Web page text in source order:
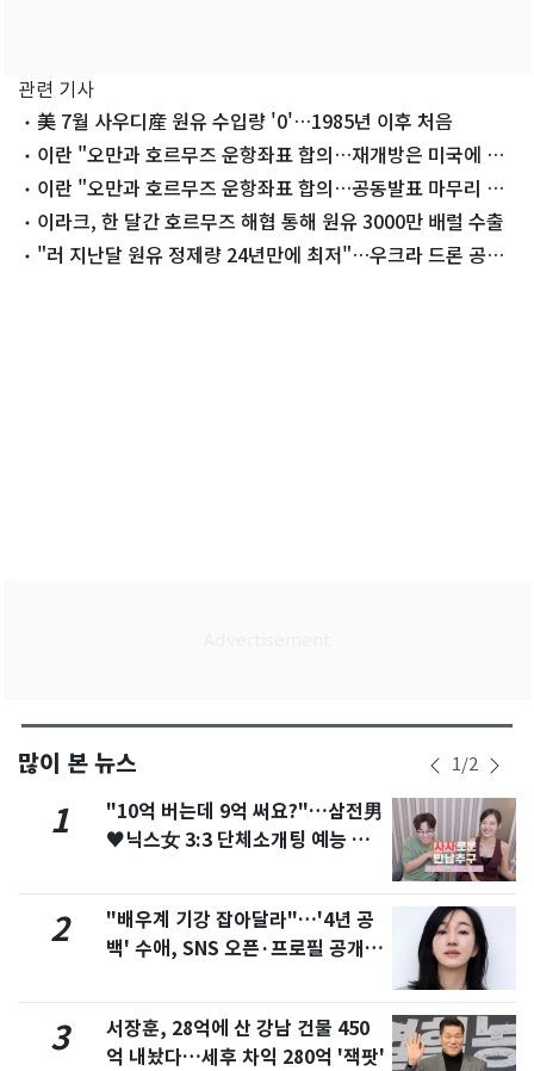
관련 기사
美 7월 사우디産 원유 수입량 '0'…1985년 이후 처음
이란 "오만과 호르무즈 운항좌표 합의…재개방은 미국에 달
려"(종합2보)
이란 "오만과 호르무즈 운항좌표 합의…공동발표 마무리 단
계"(종합)
이라크, 한 달간 호르무즈 해협 통해 원유 3000만 배럴 수출
"러 지난달 원유 정제량 24년만에 최저"…우크라 드론 공격
많이 본 뉴스 1/2
1
"10억 버는데 9억 써요?"…삼전男
♥닉스女 3:3 단체소개팅 예능 화
2
"배우계 기강 잡아달라"…'4년 공
백' 수애, SNS 오픈·프로필 공개
3
서장훈, 28억에 산 강남 건물 450
억 내놨다…세후 차익 280억 '잭팟'